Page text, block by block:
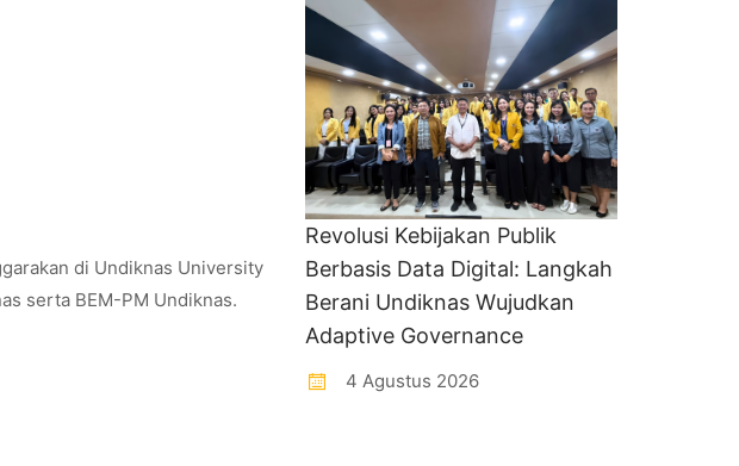
di Undiknas University
serta BEM-PM Undiknas.
Revolusi Kebijakan Publik
Berbasis Data Digital: Langkah
Berani Undiknas Wujudkan
Adaptive Governance
4 Agustus 2026